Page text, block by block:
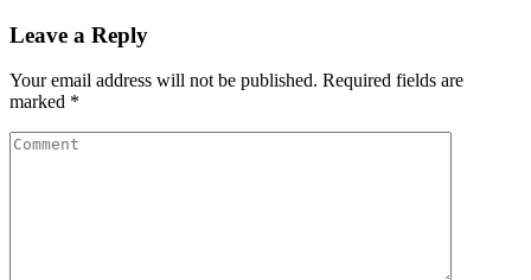
Leave a Reply
Your email address will not be published. Required fields are
marked *